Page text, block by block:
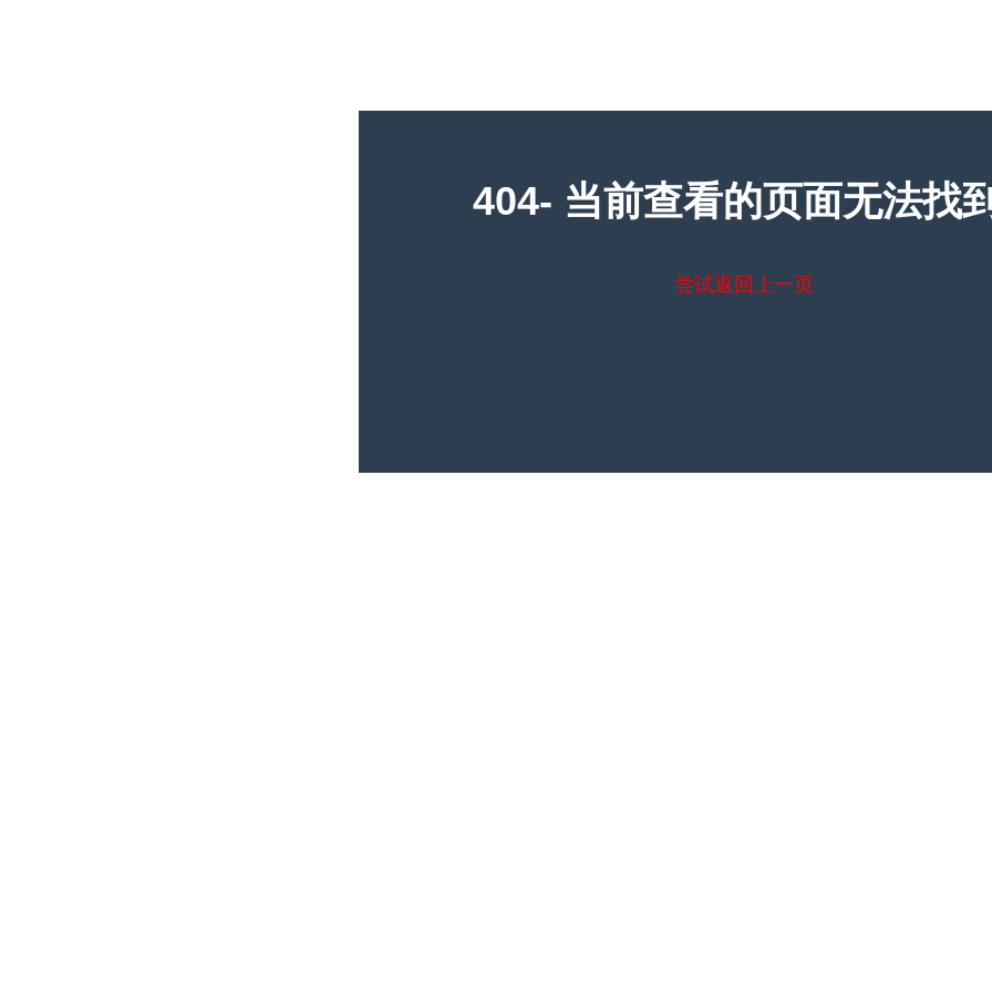
404- 当前查看的页面无法找
尝试返回上一页